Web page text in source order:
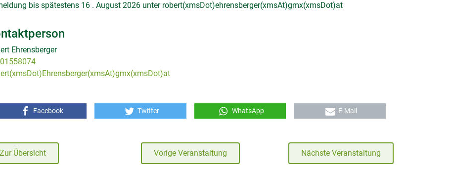
bis spätestens 16 . August 2026 unter robert(xmsDot)ehrensberger(xmsAt)gmx(xmsDot)at
Ehrensberger
Facebook Twitter WhatsApp E-Mail
Zur Übersicht Vorige Veranstaltung Nächste Veranstaltung